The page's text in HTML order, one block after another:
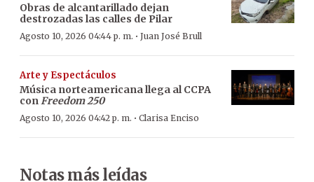
Obras de alcantarillado dejan
destrozadas las calles de Pilar
Agosto 10, 2026 04:44 p. m. · Juan José Brull
Arte y Espectáculos
Música norteamericana llega al CCPA
conFreedom 250
Agosto 10, 2026 04:42 p. m. · Clarisa Enciso
Notas más leídas